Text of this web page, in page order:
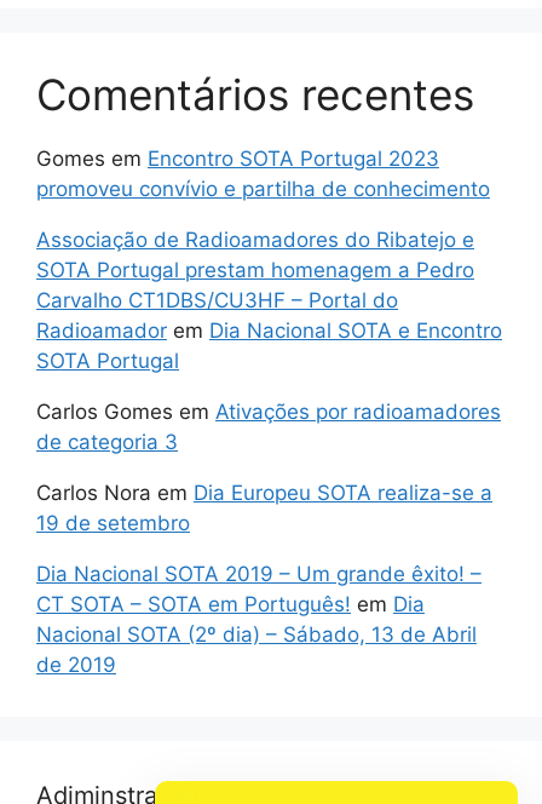
Comentários recentes
Gomes em Encontro SOTA Portugal 2023
promoveu convívio e partilha de conhecimento
Associação de Radioamadores do Ribatejo e
SOTA Portugal prestam homenagem a Pedro
Carvalho CT1DBS/CU3HF – Portal do
Radioamador em Dia Nacional SOTA e Encontro
SOTA Portugal
Carlos Gomes em Ativações por radioamadores
de categoria 3
Carlos Nora em Dia Europeu SOTA realiza-se a
19 de setembro
Dia Nacional SOTA 2019 – Um grande êxito! –
CT SOTA – SOTA em Português! em Dia
Nacional SOTA (2º dia) – Sábado, 13 de Abril
de 2019
Adiminstração